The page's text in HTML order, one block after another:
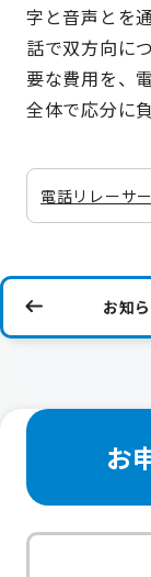
字と音声とを
話で双方向につ
要な費用を、
全体で応分に
電話リレーサ
お知
お